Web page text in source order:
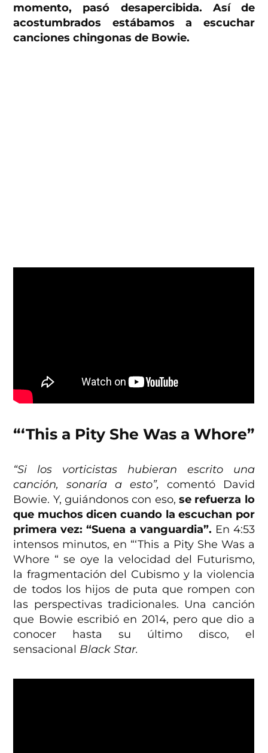
momento, pasó desapercibida. Así de
acostumbrados estábamos a escuchar
canciones chingonas de Bowie.
“‘This a Pity She Was a Whore”
“Si los vorticistas hubieran escrito una
canción, sonaría a esto”, comentó David
Bowie. Y, guiándonos con eso, se refuerza lo
que muchos dicen cuando la escuchan por
primera vez: “Suena a vanguardia”. En 4:53
intensos minutos, en “‘This a Pity She Was a
Whore “ se oye la velocidad del Futurismo,
la fragmentación del Cubismo y la violencia
de todos los hijos de puta que rompen con
las perspectivas tradicionales. Una canción
que Bowie escribió en 2014, pero que dio a
conocer hasta su último disco, el
sensacional Black Star.